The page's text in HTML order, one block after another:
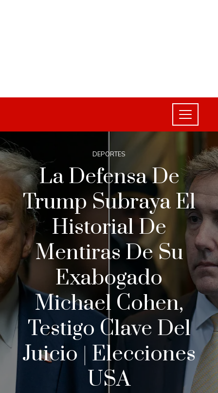
DEPORTES
La Defensa De
Trump Subraya El
Historial De
Mentiras De Su
Exabogado
Michael Cohen,
Testigo Clave Del
Juicio | Elecciones
USA